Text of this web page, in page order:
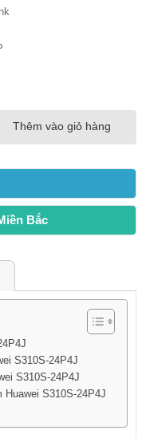
Thêm vào giỏ hàng
Bắc
S310S-24P4J
S310S-24P4J
Huawei S310S-24P4J